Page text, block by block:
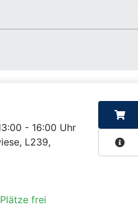
- 16:00 Uhr
L239,
frei